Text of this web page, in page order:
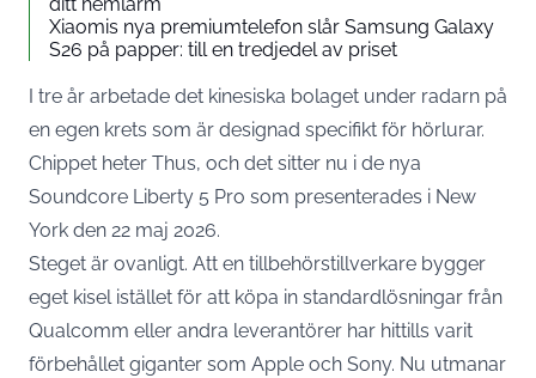
Xiaomis nya premiumtelefon slår Samsung Galaxy
S26 på papper: till en tredjedel av priset
I tre år arbetade det kinesiska bolaget under radarn på
en egen krets som är designad specifikt för hörlurar.
Chippet heter Thus, och det sitter nu i de nya
Soundcore Liberty 5 Pro som presenterades i New
York den 22 maj 2026.
Steget är ovanligt. Att en tillbehörstillverkare bygger
eget kisel istället för att köpa in standardlösningar från
Qualcomm eller andra leverantörer har hittills varit
förbehållet giganter som Apple och Sony. Nu utmanar